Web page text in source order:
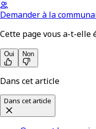
Demander à la
Cette page vous a-t-elle
Oui Non
Dans cet article
Dans cet article